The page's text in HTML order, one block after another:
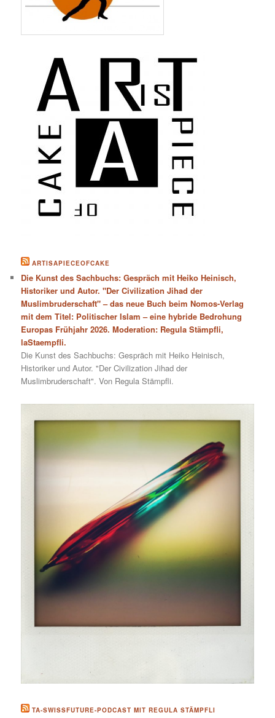
ARTISAPIECEOFCAKE
Die Kunst des Sachbuchs: Gespräch mit Heiko Heinisch,
Historiker und Autor. "Der Civilization Jihad der
Muslimbruderschaft" – das neue Buch beim Nomos-Verlag
mit dem Titel: Politischer Islam – eine hybride Bedrohung
Europas Frühjahr 2026. Moderation: Regula Stämpfli,
laStaempfli.
Die Kunst des Sachbuchs: Gespräch mit Heiko Heinisch,
Historiker und Autor. "Der Civilization Jihad der
Muslimbruderschaft". Von Regula Stämpfli.
TA-SWISSFUTURE-PODCAST MIT REGULA STÄMPFLI